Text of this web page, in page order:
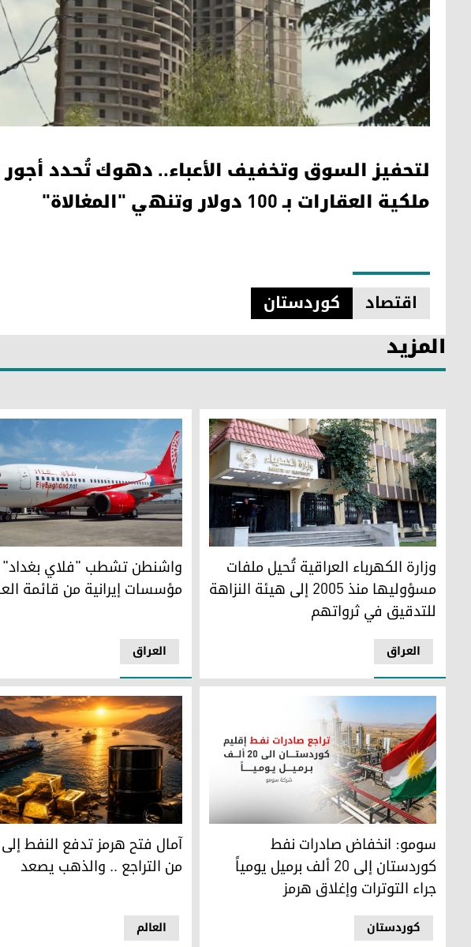
لتحفيز السوق وتخفيف الأعباء.. دهوك تُحدد أجور نقل ملكية العقارات بـ 100 دولار وتنهي "المغالاة"
اقتصاد کوردستان
لتحفيز السوق وتخفيف الأعباء.. دهوك تُحدد
ملكية العقارات بـ 100 دولار وتنهي "المغالاة"
المزيد
مبنى وزارة الكهرباء في العاصمة الاتحادية بغداد
العراق
وزارة الكهرباء العراقية تُحيل ملفات
مسؤوليها منذ 2005 إلى هيئة النزاهة
للتدقيق في ثرواتهم
العراق
مؤسسات إيرانية من قائمة
کوردستان
سومو: انخفاض صادرات نفط
كوردستان إلى 20 ألف برميل يومياً
جراء التوترات وإغلاق هرمز
العالم
آمال فتح هرمز تدفع النفط
من التراجع .. والذهب يصعد